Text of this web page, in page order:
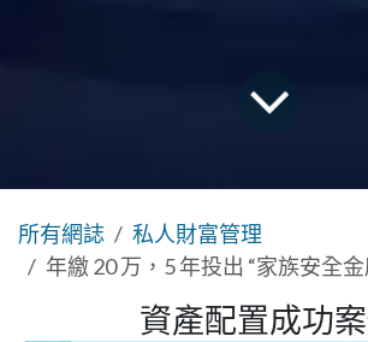
所有網誌
私人財富管理
年繳 20 万，5 年投出 “家族安全金
資產配置成功案